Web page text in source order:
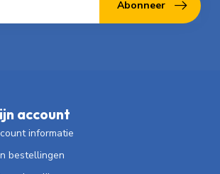
Abonneer
account
informatie
bestellingen